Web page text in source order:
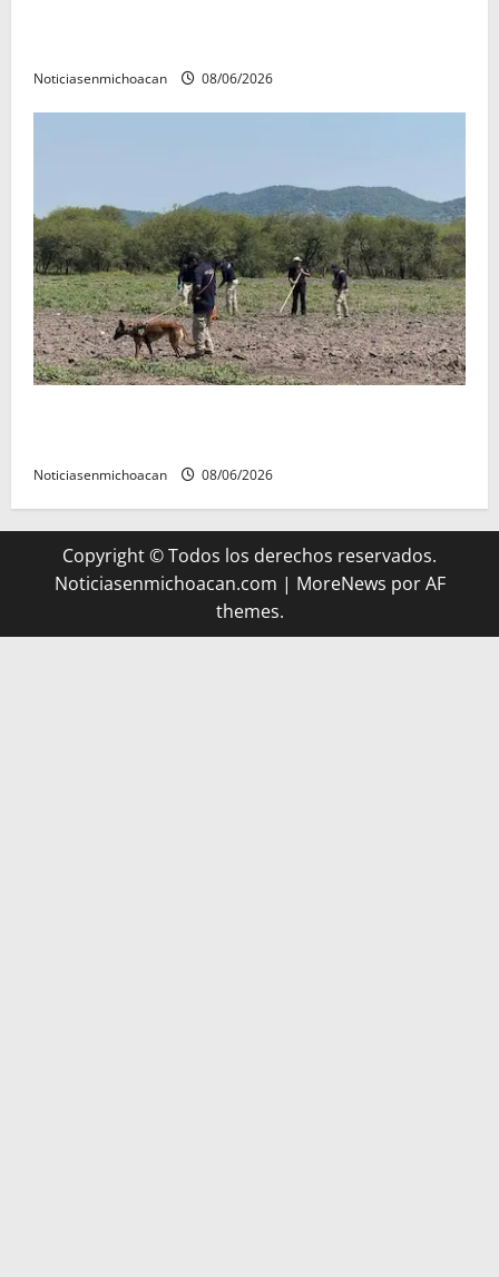
Noticiasenmichoacan 08/06/2026
Noticiasenmichoacan 08/06/2026
Copyright © Todos los derechos reservados.
Noticiasenmichoacan.com | MoreNews por AF
themes.